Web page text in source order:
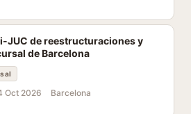
JUC de reestructuraciones y
de Barcelona
Oct 2026 Barcelona